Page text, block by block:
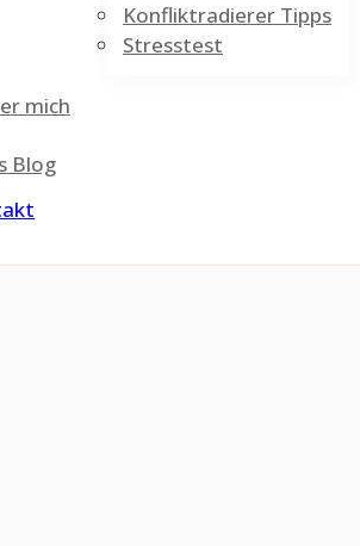
Konfliktradierer Tipps
Stresstest
mich
Blog